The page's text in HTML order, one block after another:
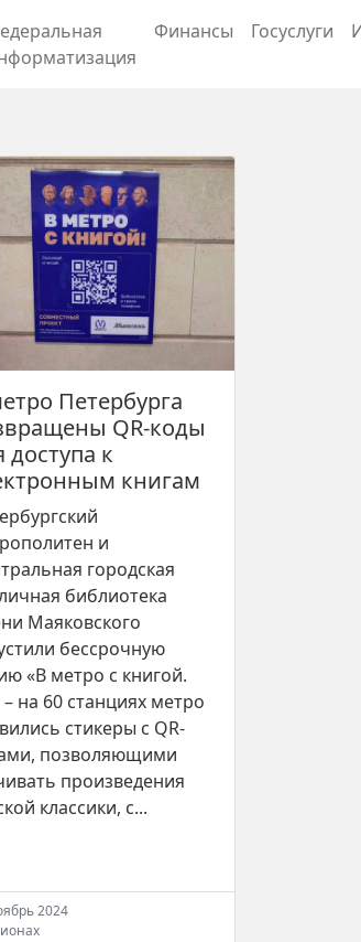
Финансы Госуслуги
Петербурга
QR-коды
доступа к
книгам
и
городская
библиотека
Маяковского
бессрочную
«В метро с книгой.
– на 60 станциях метро
стикеры с QR-
позволяющими
произведения
классики, с...
2024